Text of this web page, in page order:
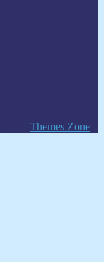
Themes Zone